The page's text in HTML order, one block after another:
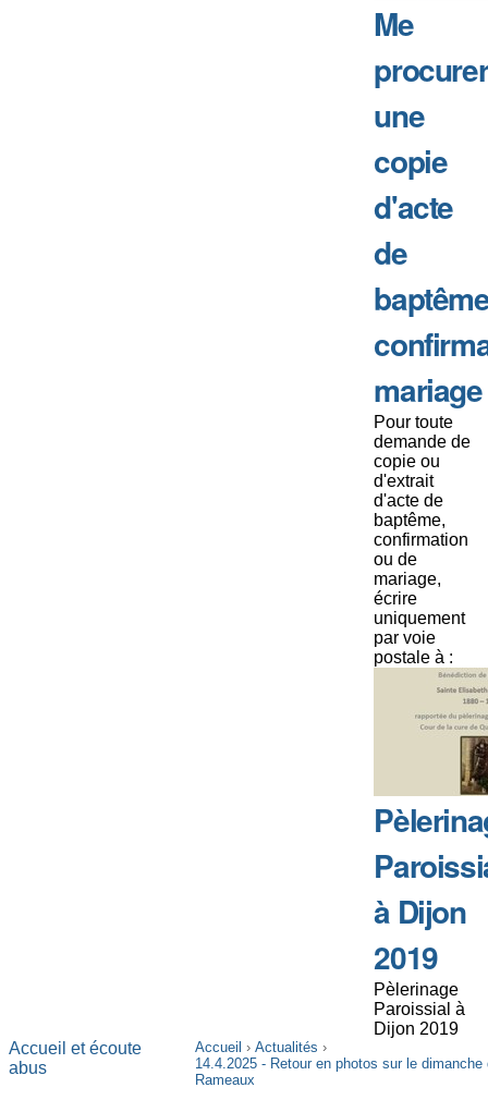
Me
procurer
une
copie
d'acte
de
mariage
Pour toute
demande de
copie ou
d'extrait
d'acte de
baptême,
confirmation
ou de
mariage,
écrire
uniquement
par voie
postale à :
à Dijon
2019
Pèlerinage
Paroissial à
Dijon 2019
Accueil › Actualités ›
14.4.2025 - Retour en photos sur le dimanche
Rameaux
Accueil et écoute
abus